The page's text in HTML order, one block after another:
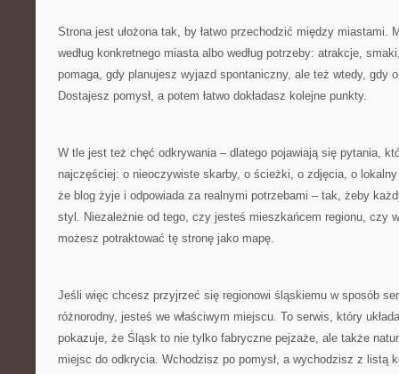
Strona jest ułożona tak, by łatwo przechodzić między miastami.
według konkretnego miasta albo według potrzeby: atrakcje,
pomaga, gdy planujesz wyjazd spontaniczny, ale też wtedy, gdy
Dostajesz pomysł, a potem łatwo dokładasz kolejne punkty.
W tle jest też chęć odkrywania – dlatego pojawiają się pytania,
najczęściej: o nieoczywiste skarby, o ścieżki, o zdjęcia, o
że blog żyje i odpowiada za realnymi potrzebami – tak, żeby
styl. Niezależnie od tego, czy jesteś mieszkańcem regionu, czy
możesz potraktować tę stronę jako mapę.
Jeśli więc chcesz przyjrzeć się regionowi śląskiemu w sposób
różnorodny, jesteś we właściwym miejscu. To serwis, który
pokazuje, że Śląsk to nie tylko fabryczne pejzaże, ale także
miejsc do odkrycia. Wchodzisz po pomysł, a wychodzisz z listą